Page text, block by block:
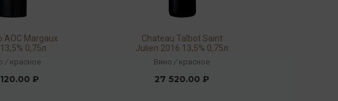
AOC Margaux
0,75л
/ красное
₽
Chateau Talbot Saint
Julien 2016 13,5% 0,75л
Вино / красное
27 520.00 ₽